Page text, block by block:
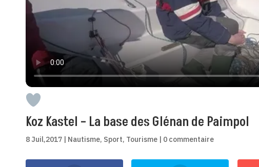
Koz Kastel – La base des Glénan de Paimpol
8 Juil,2017 | Nautisme, Sport, Tourisme | 0 commentaire